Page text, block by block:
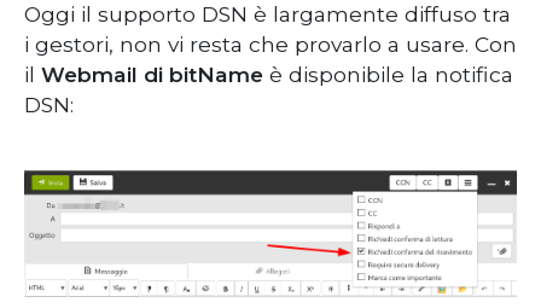
Oggi il supporto DSN è largamente diffuso tra
i gestori, non vi resta che provarlo a usare. Con
il Webmail di bitName è disponibile la notifica
DSN: